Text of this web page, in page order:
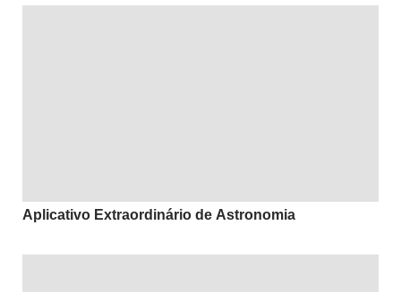
Aplicativo Extraordinário de Astronomia